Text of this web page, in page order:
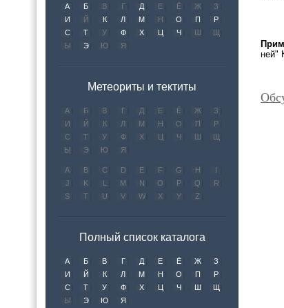
А Б В Г Д Е Ё Ж
З
И
Й К Л М Н О П
Р
С
Т У Ф Х Ц Ч Ш
Щ
Ы
Э Ю Я
Метеориты и тектиты
А Б В Г Д Е Ё Ж
З
И
Й К Л М Н О П
Р
С
Т У Ф Х Ц Ч Ш
Щ
Ы
Э Ю Я
A B C D E F G H
I
J
K L M N O P Q
R
S
T U V W X Y Z
Полный список каталога
А Б В Г Д Е Ё Ж
З
И
Й К Л М Н О П
Р
С
Т У Ф Х Ц Ч Ш
Щ
Ы
Э Ю Я
ней"